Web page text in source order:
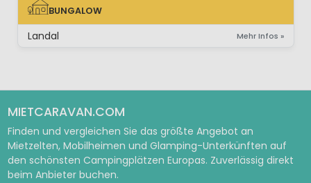
BUNGALOW
BUNGALOW
Landal Mehr Infos »
MIETCARAVAN.COM
Finden und vergleichen Sie das größte Angebot an
Mietzelten, Mobilheimen und Glamping-Unterkünften auf
den schönsten Campingplätzen Europas. Zuverlässig direkt
beim Anbieter buchen.